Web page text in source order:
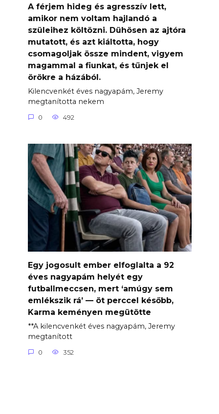
A férjem hideg és agresszív lett,
amikor nem voltam hajlandó a
szüleihez költözni. Dühösen az ajtóra
mutatott, és azt kiáltotta, hogy
csomagoljak össze mindent, vigyem
magammal a fiunkat, és tűnjek el
örökre a házából.
Kilencvenkét éves nagyapám, Jeremy
megtanította nekem
0 492
Egy jogosult ember elfoglalta a 92
éves nagyapám helyét egy
futballmeccsen, mert ‘amúgy sem
emlékszik rá’ — öt perccel később,
Karma keményen megütötte
**A kilencvenkét éves nagyapám, Jeremy
megtanított
0 352